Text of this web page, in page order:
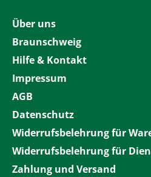
Über uns
Braunschweig
Hilfe & Kontakt
Impressum
AGB
Datenschutz
Widerrufsbelehrung für
Widerrufsbelehrung für
Zahlung und Versand